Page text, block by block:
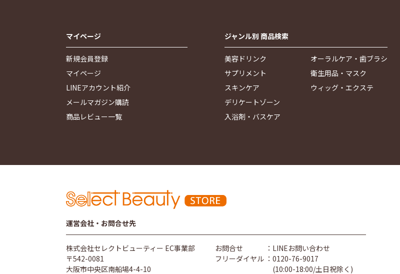
マイページ
新規会員登録
マイページ
LINEアカウント紹介
メールマガジン購読
商品レビュー一覧
ジャンル別 商品検索
美容ドリンク
サプリメント
スキンケア
デリケートゾーン
入浴剤・バスケア
オーラルケア・歯ブラシ
衛生用品・マスク
ウィッグ・エクステ
運営会社・お問合せ先
株式会社セレクトビューティー EC事業部
〒542-0081
大阪市中央区南船場4-4-10
お問合せ
：LINEお問い合わせ
フリーダイヤル ：0120-76-9017
(10:00-18:00/土日祝除く)